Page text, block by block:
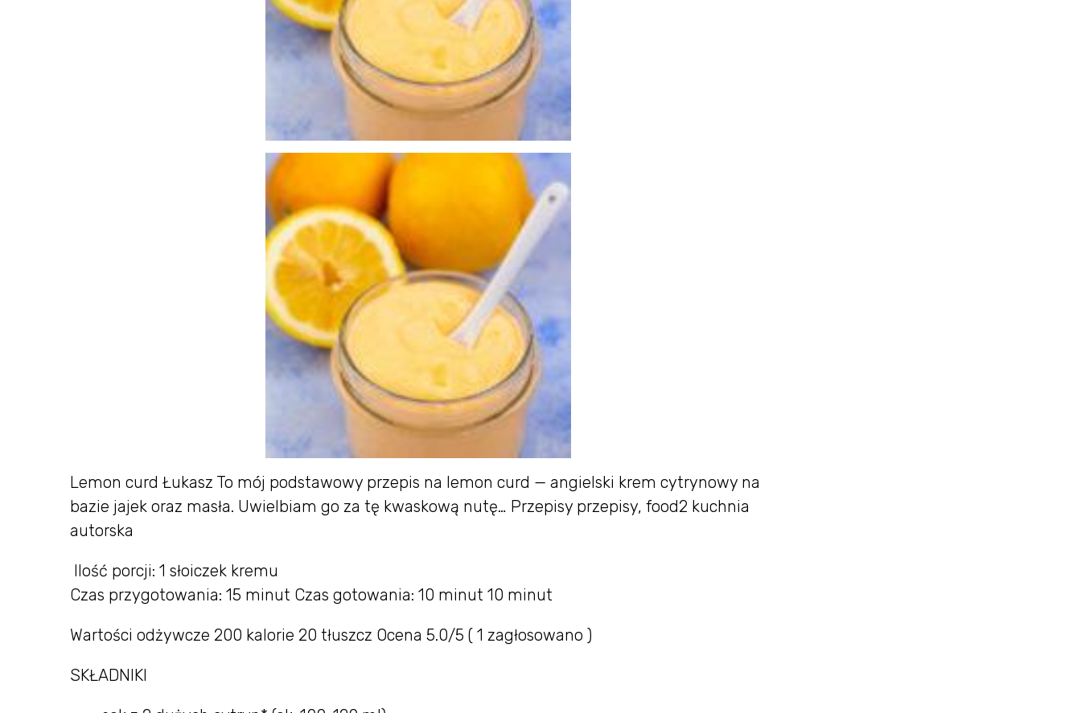
Lemon curd Łukasz To mój podstawowy przepis na lemon curd — angielski krem cytrynowy na
bazie jajek oraz masła. Uwielbiam go za tę kwaskową nutę… Przepisy przepisy, food2 kuchnia
autorska
Ilość porcji: 1 słoiczek kremu
Czas przygotowania: 15 minut Czas gotowania: 10 minut 10 minut
Wartości odżywcze 200 kalorie 20 tłuszcz Ocena 5.0/5 ( 1 zagłosowano )
SKŁADNIKI